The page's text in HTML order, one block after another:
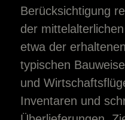
Berücksichtigung
der
etwa der
typischen
und
Inventaren und